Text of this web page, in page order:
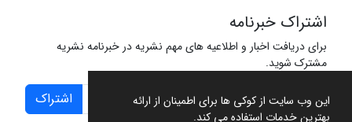
این وب سایت از کوکی ها برای اطمینان از ارائه
بهترین خدمات استفاده می کند.
اشتراک خبرنامه
برای دریافت اخبار و اطلاعیه های مهم نشریه در خبرنامه نشریه
مشترک شوید.
اشتراک